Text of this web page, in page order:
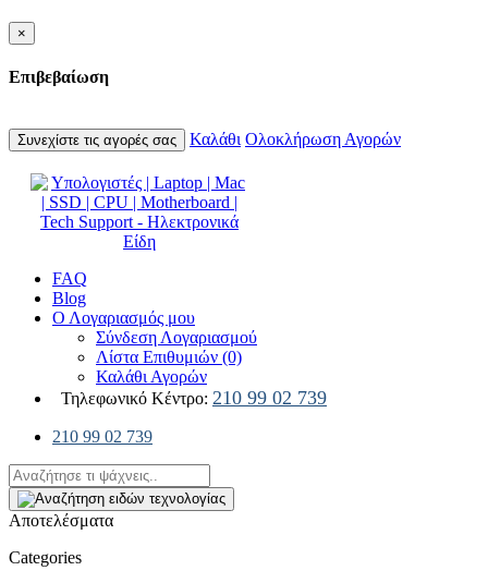
×
Επιβεβαίωση
Συνεχίστε τις αγορές σας Καλάθι Ολοκλήρωση Αγορών
FAQ
Blog
Ο Λογαριασμός μου
Σύνδεση Λογαριασμού
Λίστα Επιθυμιών (0)
Καλάθι Αγορών
Τηλεφωνικό Κέντρο: 210 99 02 739
210 99 02 739
Αποτελέσματα
Categories